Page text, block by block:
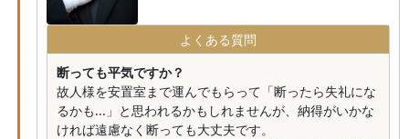
よくある質問
断っても平気ですか？
故人様を安置室まで運んでもらって「断ったら失礼にな
るかも...」と思われるかもしれませんが、納得がいかな
ければ遠慮なく断っても大丈夫です。